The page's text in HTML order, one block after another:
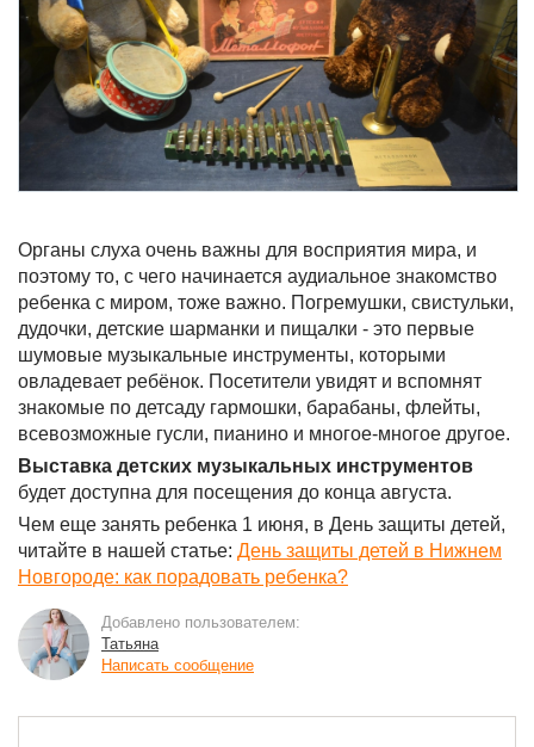
Органы слуха очень важны для восприятия мира, и
поэтому то, с чего начинается аудиальное знакомство
ребенка с миром, тоже важно. Погремушки, свистульки,
дудочки, детские шарманки и пищалки - это первые
шумовые музыкальные инструменты, которыми
овладевает ребёнок. Посетители увидят и вспомнят
знакомые по детсаду гармошки, барабаны, флейты,
всевозможные гусли, пианино и многое-многое другое.
Выставка детских музыкальных инструментов
будет доступна для посещения до конца августа.
Чем еще занять ребенка 1 июня, в День защиты детей,
читайте в нашей статье: День защиты детей в Нижнем
Новгороде: как порадовать ребенка?
Добавлено пользователем:
Татьяна
Написать сообщение